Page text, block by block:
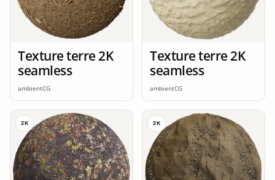
Texture terre 2K
seamless
ambientCG
Texture terre 2K
seamless
ambientCG
2K 2K